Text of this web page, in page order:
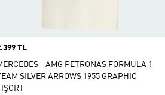
TL
- AMG PETRONAS FORMULA 1
SILVER ARROWS 1955 GRAPHIC